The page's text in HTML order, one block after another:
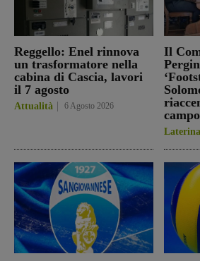
Reggello: Enel rinnova
un trasformatore nella
cabina di Cascia, lavori
il 7 agosto
Attualità 6 Agosto 2026
Il